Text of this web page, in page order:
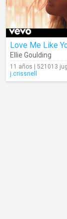
Love Me Like
Ellie Goulding
11 años | 521013
j.crissnell